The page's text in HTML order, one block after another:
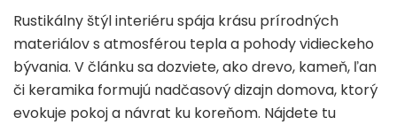
Rustikálny štýl interiéru spája krásu prírodných
materiálov s atmosférou tepla a pohody vidieckeho
bývania. V článku sa dozviete, ako drevo, kameň, ľan
či keramika formujú nadčasový dizajn domova, ktorý
evokuje pokoj a návrat ku koreňom. Nájdete tu